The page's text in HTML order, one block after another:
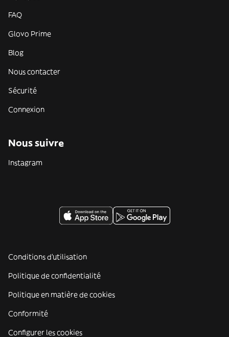
FAQ
Glovo Prime
Blog
Nous contacter
Sécurité
Connexion
Nous suivre
Instagram
Conditions d'utilisation
Politique de confidentialité
Politique en matière de cookies
Conformité
Configurer les cookies